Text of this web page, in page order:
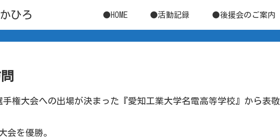
ひろ ●HOME ●活動記録 ●後援会のご案内
手権大会への出場が決まった『愛知工業大学名電高等学校』から表敬
会を優勝。